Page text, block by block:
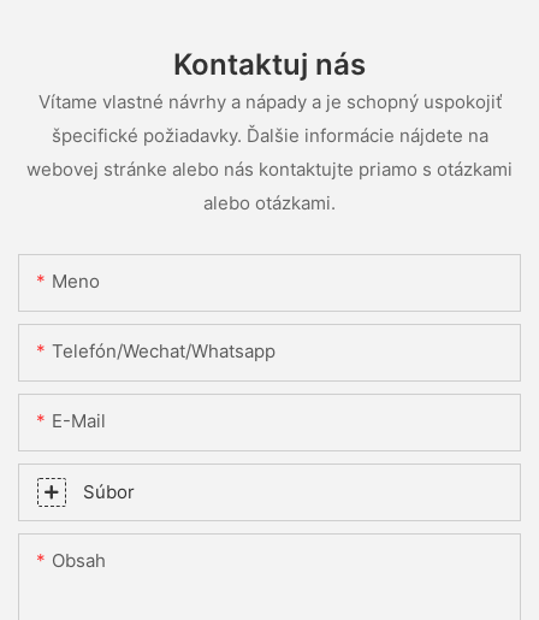
Kontaktuj nás
Vítame vlastné návrhy a nápady a je schopný uspokojiť
špecifické požiadavky. Ďalšie informácie nájdete na
webovej stránke alebo nás kontaktujte priamo s otázkami
alebo otázkami.
Meno
Telefón/Wechat/Whatsapp
E-Mail
Súbor
Obsah